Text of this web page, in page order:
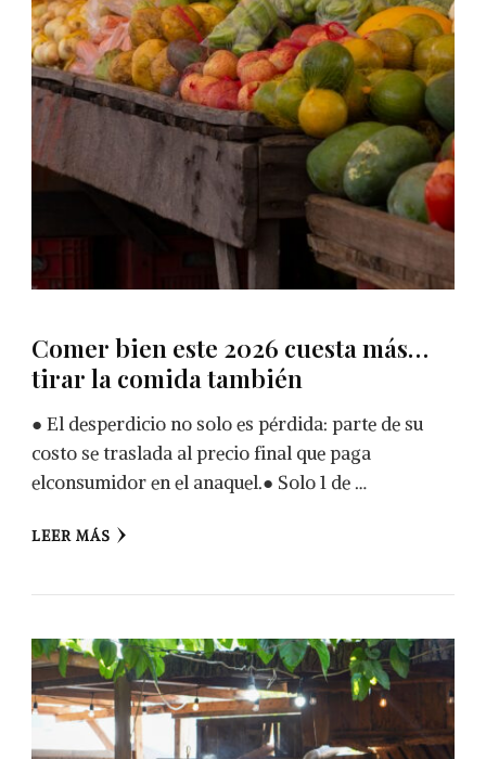
Comer bien este 2026 cuesta más…
tirar la comida también
● El desperdicio no solo es pérdida: parte de su
costo se traslada al precio final que paga
elconsumidor en el anaquel.● Solo 1 de …
LEER MÁS